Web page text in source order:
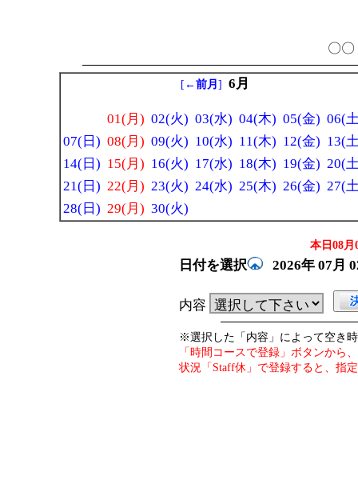
〇
[ ←前月 ] 6月
01(月) 02(火) 03(水) 04(木) 05(金) 06(
07(日) 08(月) 09(火) 10(水) 11(木) 12(金) 13(
14(日) 15(月) 16(火) 17(水) 18(木) 19(金) 20(
21(日) 22(月) 23(火) 24(水) 25(木) 26(金) 27(
28(日) 29(月) 30(火)
本日08月
日付を選択 2026年 07月
内容
※選択した「内容」によって空き
「時間コースで登録」ボタンから
状況「Staff休」で登録すると、指